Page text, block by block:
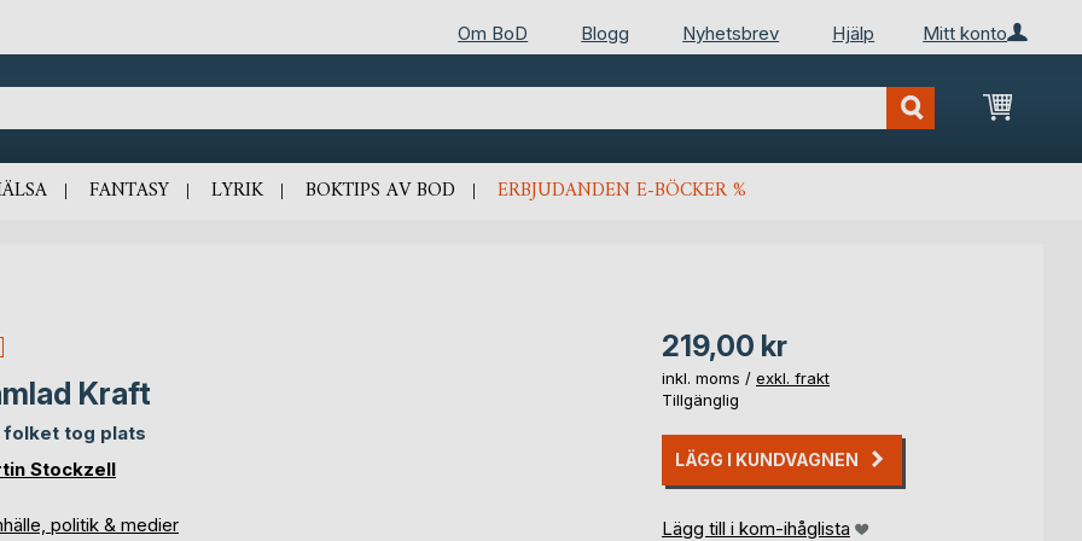
Mitt konto
Om BoD Blogg Nyhetsbrev Hjälp
Min
FANTASY LYRIK BOKTIPS AV BOD ERBJUDANDEN E-BÖCKER %
Kraft
folket tog plats
Stockzell
politik & medier
219,00 kr
inkl. moms / exkl. frakt
Tillgänglig
LÄGG I KUNDVAGNEN
Lägg till i kom-ihåglista